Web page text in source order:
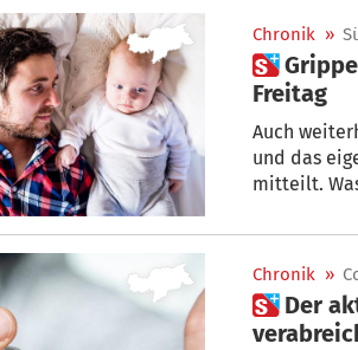
Chronik »
 Grippeimpfung weiterhin möglich – Corona-Impfung für Babys ab
Freitag
Auch
und das
mitteilt. Was die
Impfung
Chronik »
 Der aktuelle Impfreport: Knapp 1800 Impfdosen in Südtirol